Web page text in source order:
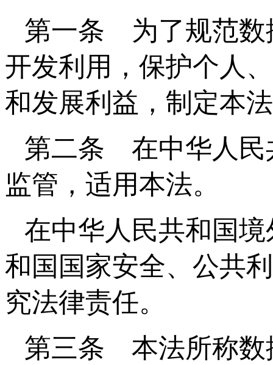
第一条 为了规范数
开发利用，保护个人
和发展利益，制定本
第二条 在中华人民
监管，适用本法。
在中华人民共和国
和国国家安全、公共
究法律责任。
第三条 本法所称数